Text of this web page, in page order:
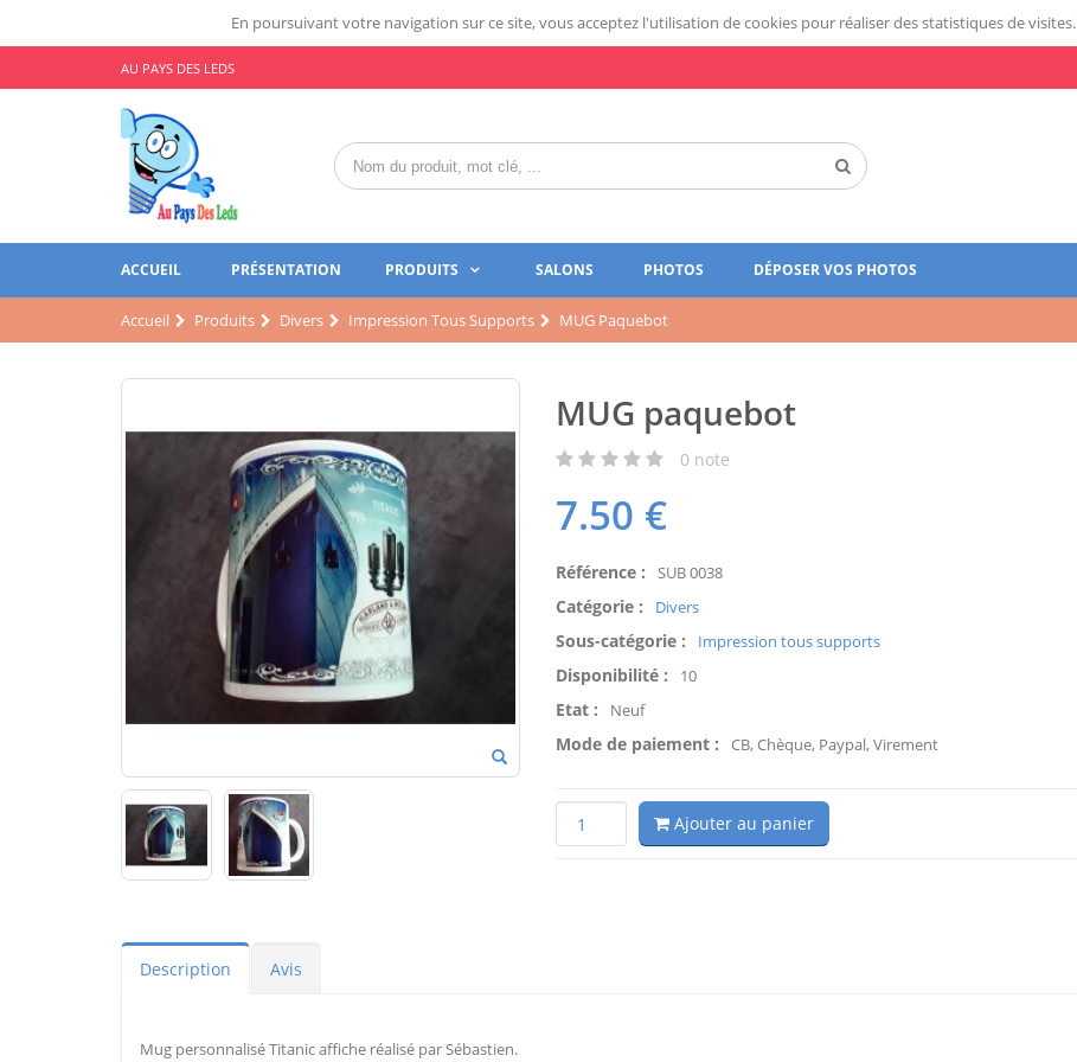
En poursuivant votre navigation sur ce site, vous acceptez l'utilisation de cookies pour réaliser des statistiques de visites.
AU PAYS DES LEDS
ACCUEIL PRÉSENTATION PRODUITS SALONS PHOTOS DÉPOSER VOS PHOTOS
Accueil Produits Divers Impression Tous Supports MUG Paquebot
MUG paquebot
0 note
7.50 €
Référence : SUB 0038
Catégorie : Divers
Sous-catégorie : Impression tous supports
Disponibilité : 10
Etat : Neuf
Mode de paiement : CB, Chèque, Paypal, Virement
Ajouter au panier
Description Avis
Mug personnalisé Titanic affiche réalisé par Sébastien.